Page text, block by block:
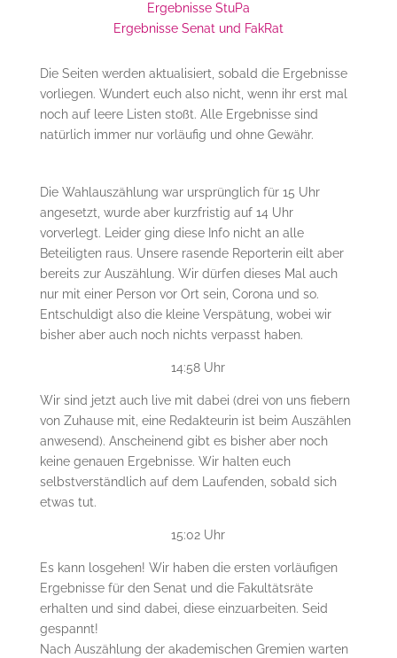
Ergebnisse StuPa
Ergebnisse Senat und FakRat
Die Seiten werden aktualisiert, sobald die Ergebnisse
vorliegen. Wundert euch also nicht, wenn ihr erst mal
noch auf leere Listen stoßt. Alle Ergebnisse sind
natürlich immer nur vorläufig und ohne Gewähr.
Die Wahlauszählung war ursprünglich für 15 Uhr
angesetzt, wurde aber kurzfristig auf 14 Uhr
vorverlegt. Leider ging diese Info nicht an alle
Beteiligten raus. Unsere rasende Reporterin eilt aber
bereits zur Auszählung. Wir dürfen dieses Mal auch
nur mit einer Person vor Ort sein, Corona und so.
Entschuldigt also die kleine Verspätung, wobei wir
bisher aber auch noch nichts verpasst haben.
14:58 Uhr
Wir sind jetzt auch live mit dabei (drei von uns fiebern
von Zuhause mit, eine Redakteurin ist beim Auszählen
anwesend). Anscheinend gibt es bisher aber noch
keine genauen Ergebnisse. Wir halten euch
selbstverständlich auf dem Laufenden, sobald sich
etwas tut.
15:02 Uhr
Es kann losgehen! Wir haben die ersten vorläufigen
Ergebnisse für den Senat und die Fakultätsräte
erhalten und sind dabei, diese einzuarbeiten. Seid
gespannt!
Nach Auszählung der akademischen Gremien warten